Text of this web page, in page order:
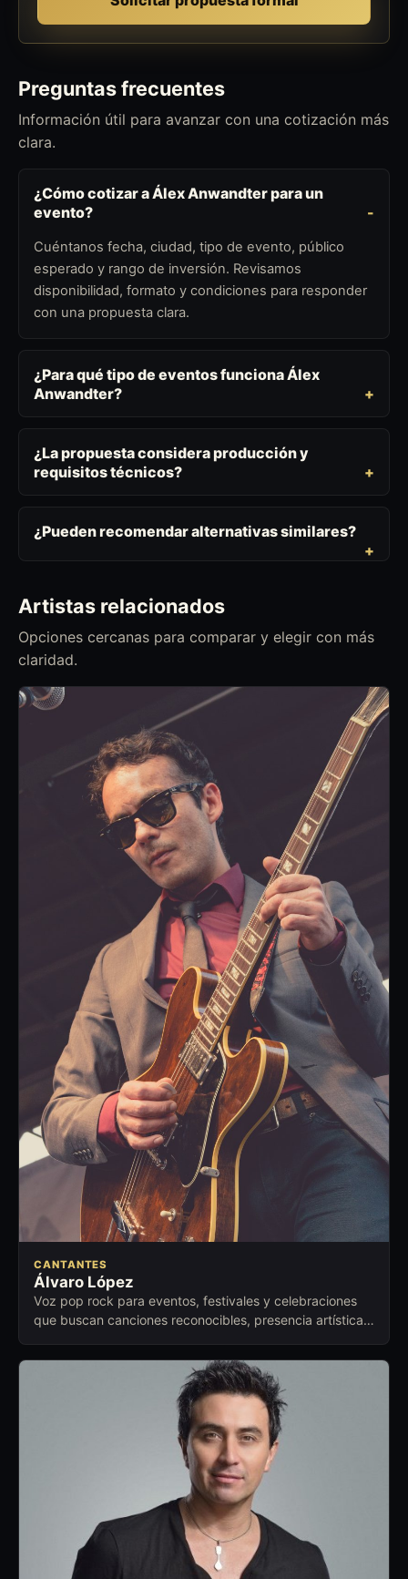
Preguntas frecuentes
Información útil para avanzar con una cotización más
clara.
¿Cómo cotizar a Álex Anwandter para un
evento?
Cuéntanos fecha, ciudad, tipo de evento, público
esperado y rango de inversión. Revisamos
disponibilidad, formato y condiciones para responder
con una propuesta clara.
¿Para qué tipo de eventos funciona Álex
Anwandter?
¿La propuesta considera producción y
requisitos técnicos?
¿Pueden recomendar alternativas similares?
Artistas relacionados
Opciones cercanas para comparar y elegir con más
claridad.
CANTANTES
Álvaro López
Voz pop rock para eventos, festivales y celebraciones
que buscan canciones reconocibles, presencia artística y